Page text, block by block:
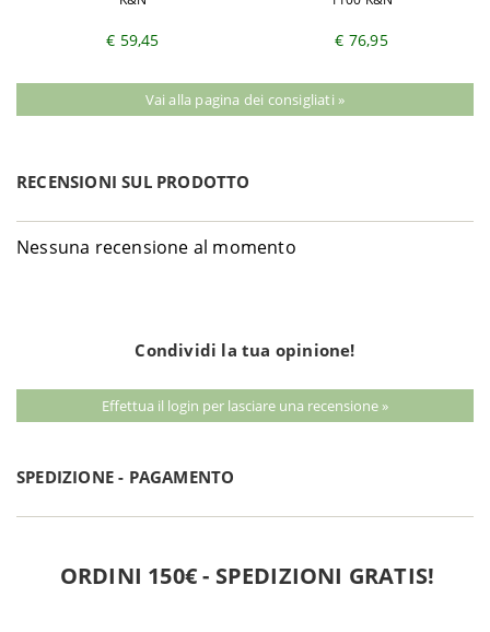
€ 59,45 € 76,95
Vai alla pagina dei consigliati »
RECENSIONI SUL PRODOTTO
Nessuna recensione al momento
Condividi la tua opinione!
Effettua il login per lasciare una recensione »
SPEDIZIONE - PAGAMENTO
ORDINI 150€ - SPEDIZIONI GRATIS!